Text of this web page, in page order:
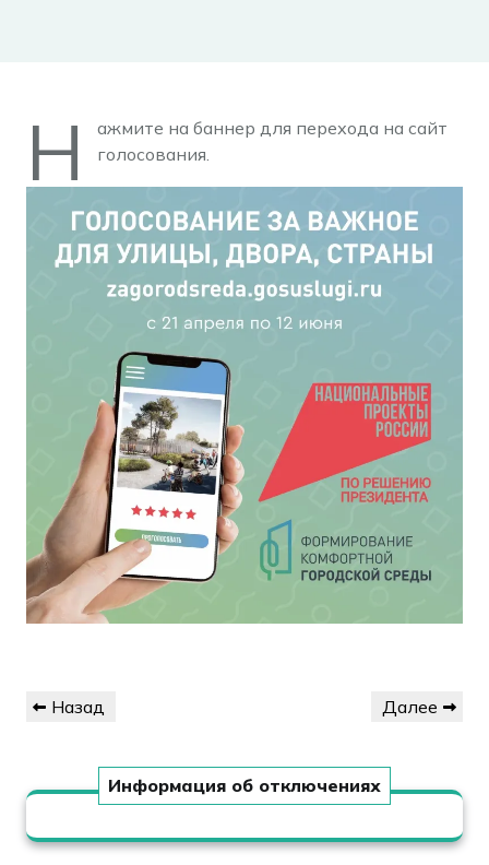
Н
ажмите на баннер для перехода на сайт
голосования.
по
Предыдущая
Назад
Следующая
Далее
Информация об отключениях